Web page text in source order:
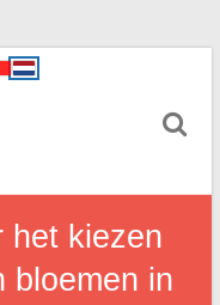
het kiezen
bloemen in